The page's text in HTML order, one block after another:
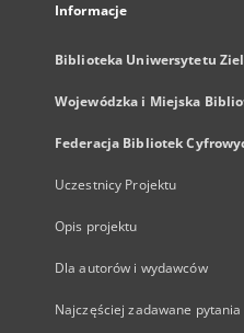
Informacje
Biblioteka Uniwersytetu
Wojewódzka i Miejska
Federacja Bibliotek
Uczestnicy Projektu
Opis projektu
Dla autorów i wydawców
Najczęściej zadawane pytania